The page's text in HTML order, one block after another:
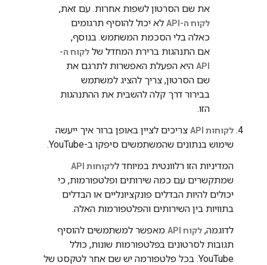
את שם הסרטון לשפות אחרות. עם זאת,
לקוח ה-API
לא יכול להוסיף תרגומים
כאלה בלי הסכמת המשתמש. בנוסף,
אם התנהגות ברירת המחדל של לקוח ה-
API היא הפעלת האפשרות לתרגם את
שם הסרטון, צריך להציג למשתמש
בבירור דרך קלה להשבית את ההתנהגות
הזו.
לקוחות API
צריכים לציין באופן ברור איך ייעשה
שימוש בנתונים שהמשתמשים סיפקו ב-YouTube.
המדיניות הזו רלוונטית במיוחד ללקוחות API
שמתקשרים עם כמה שירותים ופלטפורמות, כי
יכולים להיות הבדלים פונקציונליים או הבדלים
בתוויות בין השירותים והפלטפורמות האלה.
לדוגמה, לקוח API
מאפשר למשתמשים להוסיף
תגובות לסרטונים בפלטפורמות שונות, כולל
YouTube. בכל פלטפורמה יש שם אחר לטקסט של